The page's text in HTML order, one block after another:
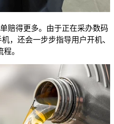
得更多。由于正在采办数码
，还会一步步指导用户开机、
。